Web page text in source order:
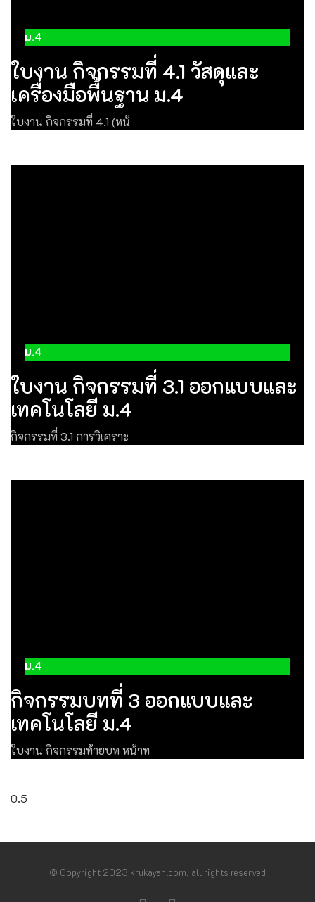
ม.4
ใบงาน กิจกรรมที่ 4.1 วัสดุและ
เครื่องมือพื้นฐาน ม.4
ใบงาน กิจกรรมที่ 4.1 (หน้
ม.4
ใบงาน กิจกรรมที่ 3.1 ออกแบบและ
เทคโนโลยี ม.4
กิจกรรมที่ 3.1 การวิเคราะ
ม.4
กิจกรรมบทที่ 3 ออกแบบและ
เทคโนโลยี ม.4
ใบงาน กิจกรรมท้ายบท หน้าท
© Copyright 2023 krukayan.com, all rights reserved